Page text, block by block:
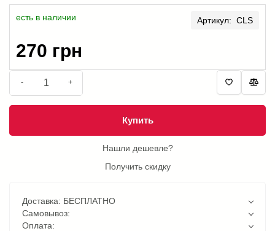
есть в наличии Артикул: CLS
270 грн
- +
Купить
Нашли дешевле?
Получить скидку
Доставка: БЕСПЛАТНО
Самовывоз:
Оплата: